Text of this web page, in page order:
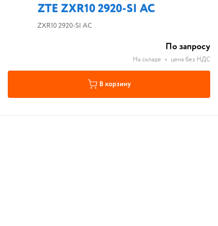
ZTE ZXR10 2920-SI AC
ZXR10 2920-SI AC
По запросу
На складе • цена без НДС
В корзину